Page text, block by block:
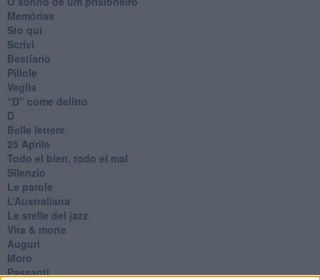
Memòrias
Sto qui
Scrivi
Bestiario
Pillole
Veglia
​“D” come delitto
D
Belle lettere
25 Aprile
Todo el bien, todo el mal
Silenzio
Le parole
​L’Australiana
Le stelle del jazz
Vita & morte
Auguri
Moro
Passanti